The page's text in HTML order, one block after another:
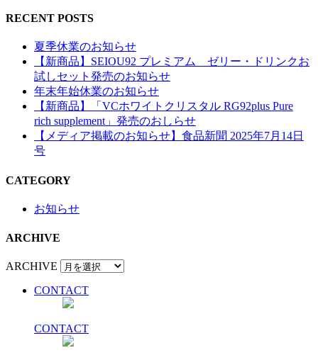
RECENT POSTS
夏季休業のお知らせ
【新商品】SEIOU92 プレミアム ゼリー・ドリンクお
試しセット発売のお知らせ
年末年始休業のお知らせ
【新商品】「VCホワイトクリスタル RG92plus Pure
rich supplement」発売のおしらせ
【メディア掲載のお知らせ】食品新聞 2025年7月14日
号
CATEGORY
お知らせ
ARCHIVE
ARCHIVE
CONTACT
CONTACT